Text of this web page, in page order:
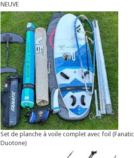
NEUVE
Set de planche à voile complet avec foil
Duotone)